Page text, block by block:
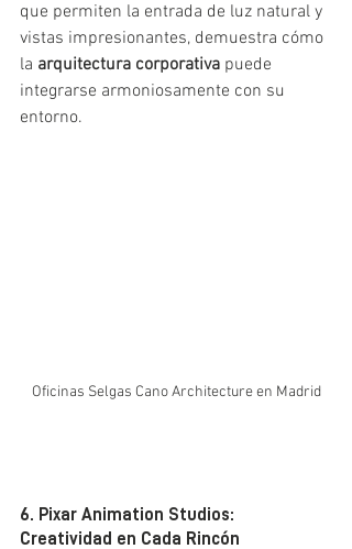
que permiten la entrada de luz natural y
vistas impresionantes, demuestra cómo
la arquitectura corporativa puede
integrarse armoniosamente con su
entorno.
Oficinas Selgas Cano Architecture en Madrid
6. Pixar Animation Studios:
Creatividad en Cada Rincón